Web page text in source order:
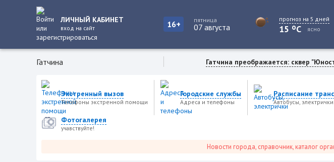
ЛИЧНЫЙ КАБИНЕТ
вход на сайт 16+ пятница
07 августа
прогноз на 5 дней
15 oC ясно
Гатчина Гатчина преображается: сквер
Экстренный вызов
Телефоны экстренной помощи
Городские службы
Адреса и телефоны
Расписание
Автобусы, электрички
Фотогалерея
учавствуйте!
Новости города, справочник, каталог